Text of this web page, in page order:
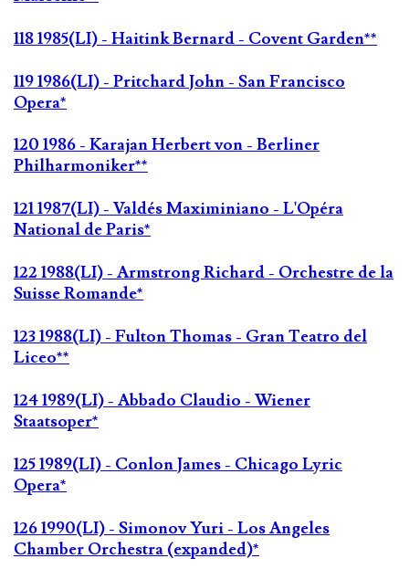
118 1985(LI) - Haitink Bernard - Covent Garden**
119 1986(LI) - Pritchard John - San Francisco
Opera*
120 1986 - Karajan Herbert von - Berliner
Philharmoniker**
121 1987(LI) - Valdés Maximiniano - L'Opéra
National de Paris*
122 1988(LI) - Armstrong Richard - Orchestre de la
Suisse Romande*
123 1988(LI) - Fulton Thomas - Gran Teatro del
Liceo**
124 1989(LI) - Abbado Claudio - Wiener
Staatsoper*
125 1989(LI) - Conlon James - Chicago Lyric
Opera*
126 1990(LI) - Simonov Yuri - Los Angeles
Chamber Orchestra (expanded)*